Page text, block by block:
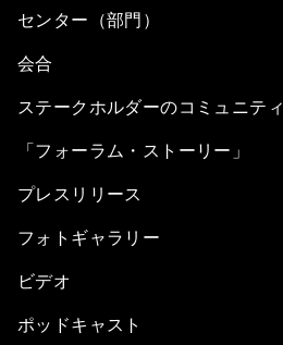
センター（部門）
会合
ステークホルダーのコミュニティ
「フォーラム・ストーリー」
プレスリリース
フォトギャラリー
ビデオ
ポッドキャスト